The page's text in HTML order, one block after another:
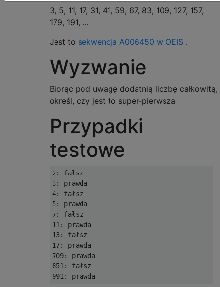
3, 5, 11, 17, 31, 41, 59, 67, 83, 109, 127, 157,
179, 191, ...
Jest to sekwencja A006450 w OEIS .
Wyzwanie
Biorąc pod uwagę dodatnią liczbę całkowitą,
określ, czy jest to super-pierwsza
Przypadki
testowe
2: fałsz
3: prawda
4: fałsz
5: prawda
7: fałsz
11: prawda
13: fałsz
17: prawda
709: prawda
851: fałsz